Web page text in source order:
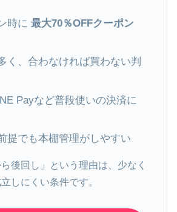
時に最大70％OFFクーポン
く、合わなければ買わない判
Payなど普段使いの決済に
提でも本棚管理がしやすい
ら後回し」という理由は、少なく
しにくい条件です。